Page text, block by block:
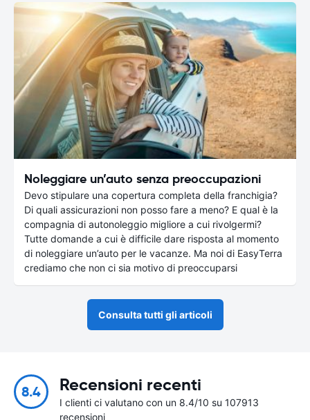
Noleggiare un’auto senza preoccupazioni
Devo stipulare una copertura completa della franchigia?
Di quali assicurazioni non posso fare a meno? E qual è la
compagnia di autonoleggio migliore a cui rivolgermi?
Tutte domande a cui è difficile dare risposta al momento
di noleggiare un’auto per le vacanze. Ma noi di EasyTerra
crediamo che non ci sia motivo di preoccuparsi
Consulta tutti gli articoli
8.4 Recensioni recenti
I clienti ci valutano con un 8.4/10 su 107913
recensioni